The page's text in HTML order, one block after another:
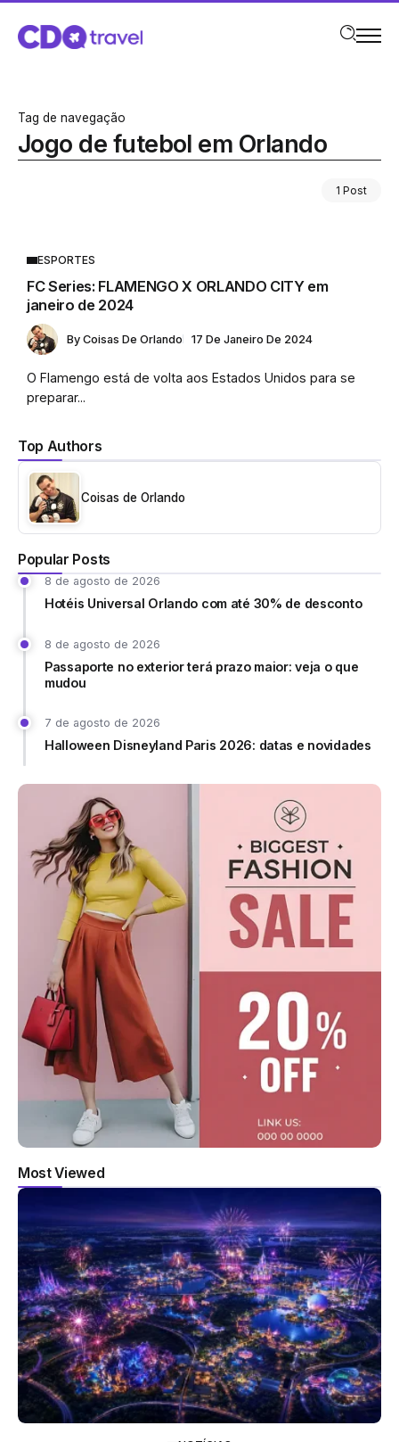
Tag de navegação
Jogo de futebol em Orlando
1 Post
Top Authors
Coisas de Orlando
Popular Posts
8 de agosto de 2026
Hotéis Universal Orlando com até 30% de desconto
8 de agosto de 2026
Passaporte no exterior terá prazo maior: veja o que
mudou
7 de agosto de 2026
Halloween Disneyland Paris 2026: datas e novidades
ESPORTES
FC Series: FLAMENGO X ORLANDO CITY em
janeiro de 2024
By Coisas De Orlando 17 De Janeiro De 2024
O Flamengo está de volta aos Estados Unidos para se
preparar...
Most Viewed